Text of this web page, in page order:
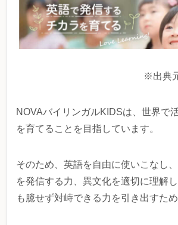
※出典
NOVAバイリンガルKIDSは、世界で
を育てることを目指しています。
そのため、英語を自由に使いこなし
を発信する力、異文化を適切に理解
も臆せず対峙できる力を引き出すため